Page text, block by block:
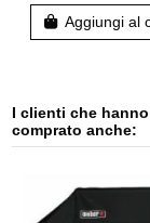
Aggiungi al
I clienti che
comprato anche: